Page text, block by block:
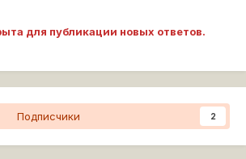
для публикации новых ответов.
Подписчики 2